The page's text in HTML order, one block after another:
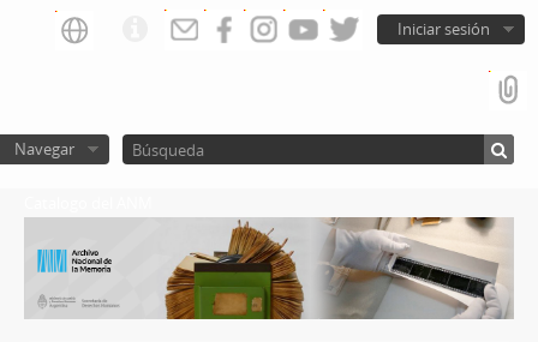
Iniciar sesión
Navegar